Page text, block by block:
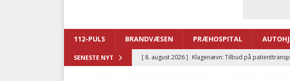
112-PULS BRANDVÆSEN PRÆHOSPITAL
SENESTE NYT [ 8. august 2026 ] Klagenævn: Tilbud på